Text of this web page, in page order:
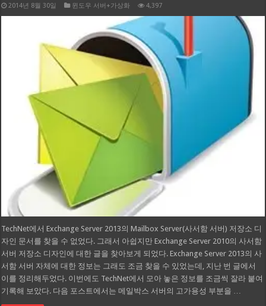
2014년 8월 30일 윈도우 서버+가상화 4,397
TechNet에서 Exchange Server 2013의 Mailbox Server(사서함 서버) 저장소 디
자인 문서를 찾을 수 없었다. 그래서 아쉽지만 Exchange Server 2010의 사서함
서버 저장소 디자인에 대한 글을 찾아보게 되었다. Exchange Server 2013의 사
서함 서버 자체에 대한 정보는 그래도 조금 찾을 수 있었는데, 지난 번 글에서
이를 정리해두었다. 이번에도 TechNet에서 모아 놓은 정보를 조금씩 잘라 붙여
기록해 보았다. 다음 포스트에서는 메일박스 서버의 고가용성 부분을 …